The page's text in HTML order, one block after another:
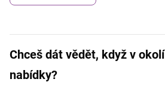
Chceš dát vědět, když v
nabídky?